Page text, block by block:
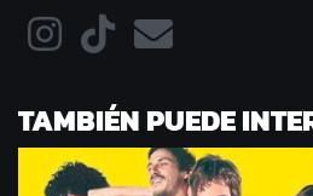
TAMBIÉN PUEDE